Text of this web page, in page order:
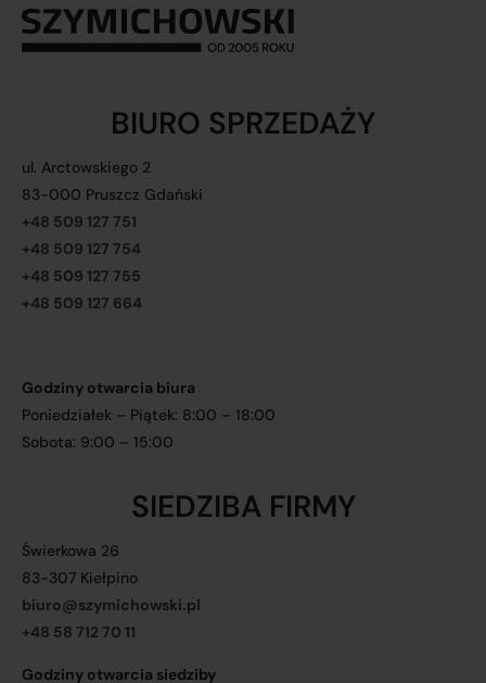
BIURO SPRZEDAŻY
ul. Arctowskiego 2
83-000 Pruszcz Gdański
+48 509 127 751
+48 509 127 754
+48 509 127 755
+48 509 127 664
Godziny otwarcia biura
Poniedziałek – Piątek: 8:00 – 18:00
Sobota: 9:00 – 15:00
SIEDZIBA FIRMY
Świerkowa 26
83-307 Kiełpino
biuro@szymichowski.pl
+48 58 712 70 11
Godziny otwarcia siedziby